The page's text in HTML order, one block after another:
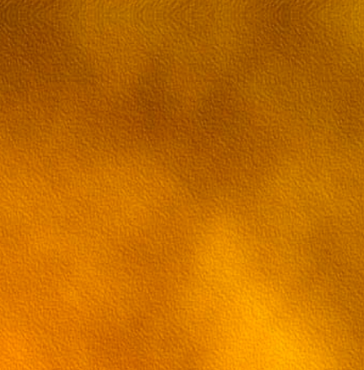
Серия 21[RUS] [ru трафик]
Серия 22[RUS] [ru трафик]
Серия 23[RUS] [ru трафик]
Серия 24[RUS] [ru трафик]
Серия 25[RUS] [ru трафик]
Серия 26[RUS] [ru трафик]
Серия 27[RUS] [ru трафик]
Серия 28[RUS] [ru трафик]
Серия 29[RUS] [ru трафик]